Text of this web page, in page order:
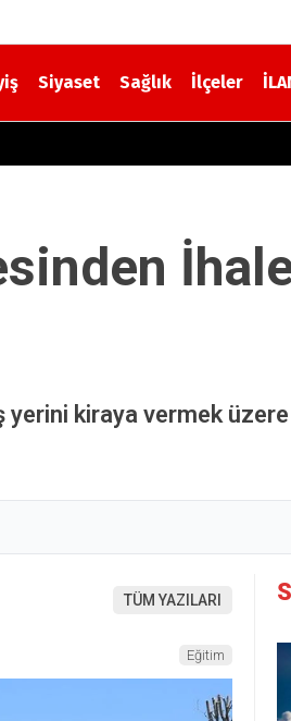
Siyaset Sağlık İlçeler
Damla Anne Sütü, Bir Ömür Sağlık”
kiraya vermek üzere
TÜM YAZILARI
Eğitim